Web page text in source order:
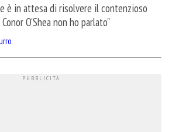
è in attesa di risolvere il contenzioso
O'Shea non ho parlato"